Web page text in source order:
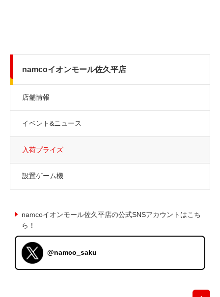
namcoイオンモール佐久平店
店舗情報
イベント&ニュース
入荷プライズ
設置ゲーム機
namcoイオンモール佐久平店の公式SNSアカウントはこち
ら！
@namco_saku